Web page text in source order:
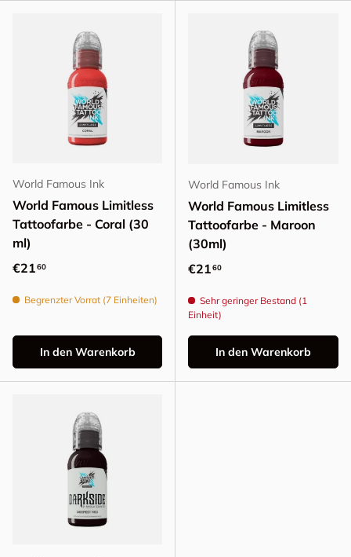
World Famous Ink
World Famous Limitless
Tattoofarbe - Coral (30
ml)
Normaler Preis
€2160
Begrenzter Vorrat (7 Einheiten)
In den Warenkorb
World Famous Ink
World Famous Limitless
Tattoofarbe - Maroon
(30ml)
Normaler Preis
€2160
Sehr geringer Bestand (1
Einheit)
In den Warenkorb